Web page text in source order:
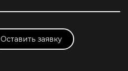
Оставить заявку